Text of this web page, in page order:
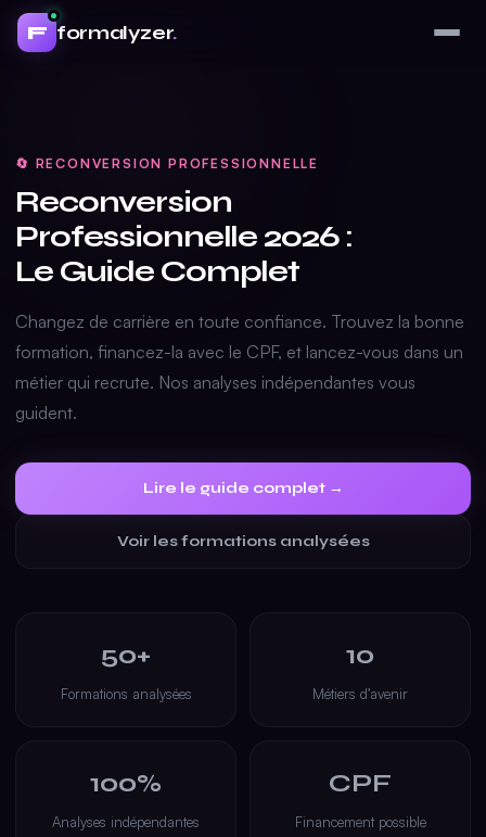
F formalyzer.
🔄 RECONVERSION PROFESSIONNELLE
Reconversion
Professionnelle 2026 :
Le Guide Complet
Changez de carrière en toute confiance. Trouvez la bonne
formation, financez-la avec le CPF, et lancez-vous dans un
métier qui recrute. Nos analyses indépendantes vous
guident.
Lire le guide complet →
Voir les formations analysées
50+
Formations analysées
10
Métiers d’avenir
100%
Analyses indépendantes
CPF
Financement possible